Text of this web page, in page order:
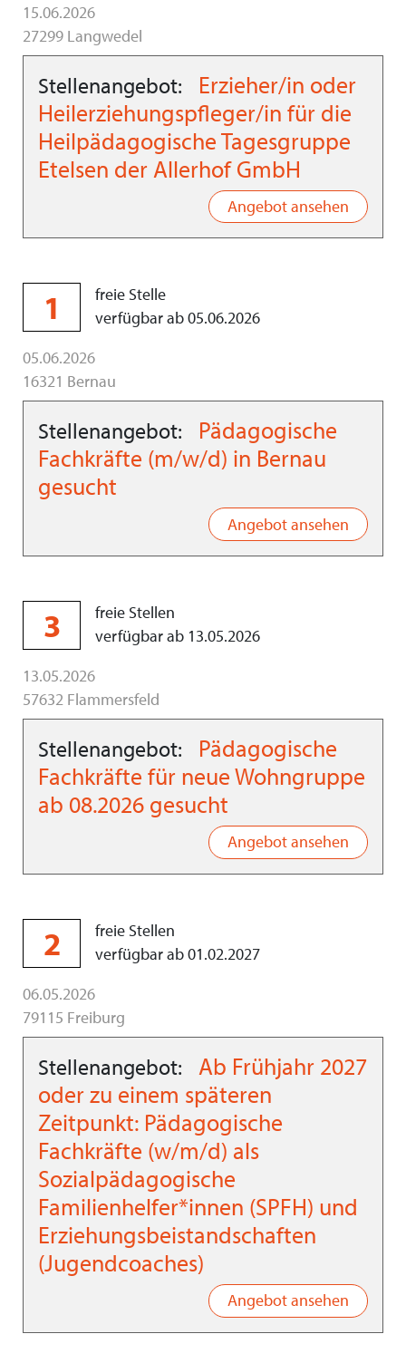
15.06.2026
27299 Langwedel
Stellenangebot:
Erzieher/in oder
Heilerziehungspfleger/in für die
Heilpädagogische Tagesgruppe
Etelsen der Allerhof GmbH
Angebot ansehen
1
freie Stelle
verfügbar ab 05.06.2026
05.06.2026
16321 Bernau
Stellenangebot:
Pädagogische
Fachkräfte (m/w/d) in Bernau
gesucht
Angebot ansehen
3
freie Stellen
verfügbar ab 13.05.2026
13.05.2026
57632 Flammersfeld
Stellenangebot:
Pädagogische
Fachkräfte für neue Wohngruppe
ab 08.2026 gesucht
Angebot ansehen
2
freie Stellen
verfügbar ab 01.02.2027
06.05.2026
79115 Freiburg
Stellenangebot:
Ab Frühjahr 2027
oder zu einem späteren
Zeitpunkt: Pädagogische
Fachkräfte (w/m/d) als
Sozialpädagogische
Familienhelfer*innen (SPFH) und
Erziehungsbeistandschaften
(Jugendcoaches)
Angebot ansehen